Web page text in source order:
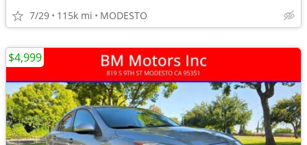
7/29 115k mi MODESTO
$4,999